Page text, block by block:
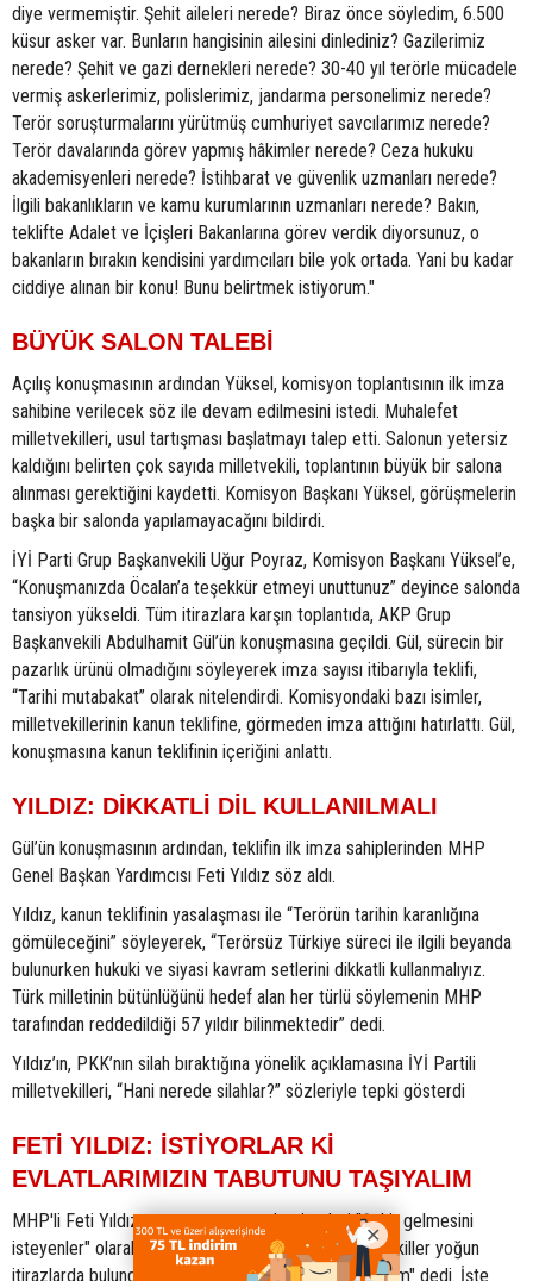
diye vermemiştir. Şehit aileleri nerede? Biraz önce söyledim, 6.500
küsur asker var. Bunların hangisinin ailesini dinlediniz? Gazilerimiz
nerede? Şehit ve gazi dernekleri nerede? 30-40 yıl terörle mücadele
vermiş askerlerimiz, polislerimiz, jandarma personelimiz nerede?
Terör soruşturmalarını yürütmüş cumhuriyet savcılarımız nerede?
Terör davalarında görev yapmış hâkimler nerede? Ceza hukuku
akademisyenleri nerede? İstihbarat ve güvenlik uzmanları nerede?
İlgili bakanlıkların ve kamu kurumlarının uzmanları nerede? Bakın,
teklifte Adalet ve İçişleri Bakanlarına görev verdik diyorsunuz, o
bakanların bırakın kendisini yardımcıları bile yok ortada. Yani bu kadar
ciddiye alınan bir konu! Bunu belirtmek istiyorum."
BÜYÜK SALON TALEBİ
Açılış konuşmasının ardından Yüksel, komisyon toplantısının ilk imza
sahibine verilecek söz ile devam edilmesini istedi. Muhalefet
milletvekilleri, usul tartışması başlatmayı talep etti. Salonun yetersiz
kaldığını belirten çok sayıda milletvekili, toplantının büyük bir salona
alınması gerektiğini kaydetti. Komisyon Başkanı Yüksel, görüşmelerin
başka bir salonda yapılamayacağını bildirdi.
İYİ Parti Grup Başkanvekili Uğur Poyraz, Komisyon Başkanı Yüksel’e,
“Konuşmanızda Öcalan’a teşekkür etmeyi unuttunuz” deyince salonda
tansiyon yükseldi. Tüm itirazlara karşın toplantıda, AKP Grup
Başkanvekili Abdulhamit Gül’ün konuşmasına geçildi. Gül, sürecin bir
pazarlık ürünü olmadığını söyleyerek imza sayısı itibarıyla teklifi,
“Tarihi mutabakat” olarak nitelendirdi. Komisyondaki bazı isimler,
milletvekillerinin kanun teklifine, görmeden imza attığını hatırlattı. Gül,
konuşmasına kanun teklifinin içeriğini anlattı.
YILDIZ: DİKKATLİ DİL KULLANILMALI
Gül’ün konuşmasının ardından, teklifin ilk imza sahiplerinden MHP
Genel Başkan Yardımcısı Feti Yıldız söz aldı.
Yıldız, kanun teklifinin yasalaşması ile “Terörün tarihin karanlığına
gömüleceğini” söyleyerek, “Terörsüz Türkiye süreci ile ilgili beyanda
bulunurken hukuki ve siyasi kavram setlerini dikkatli kullanmalıyız.
Türk milletinin bütünlüğünü hedef alan her türlü söylemenin MHP
tarafından reddedildiği 57 yıldır bilinmektedir” dedi.
Yıldız’ın, PKK’nın silah bıraktığına yönelik açıklamasına İYİ Partili
milletvekilleri, “Hani nerede silahlar?” sözleriyle tepki gösterdi
FETİ YILDIZ: İSTİYORLAR Kİ
EVLATLARIMIZIN TABUTUNU TAŞIYALIM
MHP'li Feti Yıldız,çerçeve yasayı eleştirenleri "Şehit gelmesini
isteyenler" olarak nitelendirdi. Bu sırada İYİ Partili vekiller yoğun
itirazlarda bulundu. Yıldız, "Ajitasyona pabuç bırakmam" dedi. İşte